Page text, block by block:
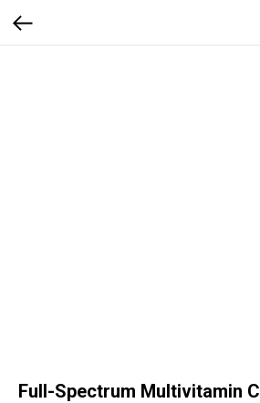
Full-Spectrum Multivitamin